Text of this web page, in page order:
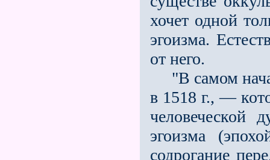
хочет одной
эгоизма.
от него.
"В самом
в 1518 г., —
человеческой
эгоизма
содрогание